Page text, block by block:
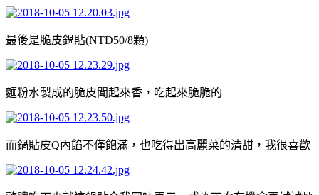
最後是脆皮鍋貼(NTD50/8顆)
麵粉水製成的脆皮聞起來香，吃起來脆脆的
而鍋貼皮Q內餡不僅飽滿，也吃得出高麗菜的清甜，我很喜歡